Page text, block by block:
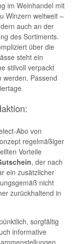
im Weinhandel mit
Winzern weltweit –
auch an der
des Sortiments.
über die
steht ein
stilvoll verpackt
werden. Passend
Abo von
regelmäßiger
Vorteile
, der nach
ein zusätzlicher
nicht
zurückhaltend in
sorgfältig
informative